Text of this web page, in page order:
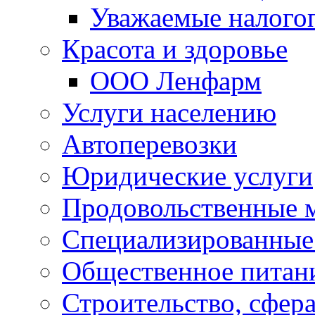
Уважаемые
Красота и здоровье
ООО Ленфарм
Услуги населению
Автоперевозки
Юридические услуги
Продовольственные
Общественное
Строительство,